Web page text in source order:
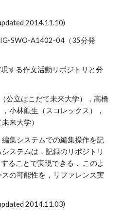
2014.11.10)
SWO-A1402-04（35分発
する作文活動リポジトリと分
公立はこだて未来大学），高橋
小林龍生（スコレックス），
来大学）
集システムでの編集操作を記
ステムは，記録のリポジトリ
ることで実現できる． このよ
の可能性を，リファレンス実
2014.11.03)